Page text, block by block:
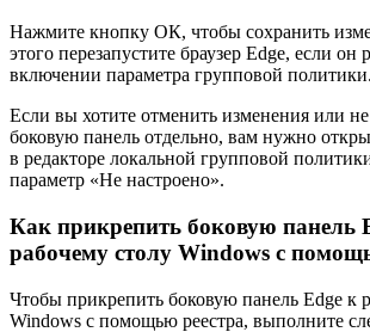
Нажмите кнопку ОК, чтобы сохранить
этого перезапустите браузер Edge, если он
включении параметра групповой политики.
Если вы хотите отменить изменения или не
боковую панель отдельно, вам нужно
в редакторе локальной групповой
параметр «Не настроено».
Как прикрепить боковую панель
рабочему столу Windows с
Чтобы прикрепить боковую панель Edge к
Windows с помощью реестра, выполните